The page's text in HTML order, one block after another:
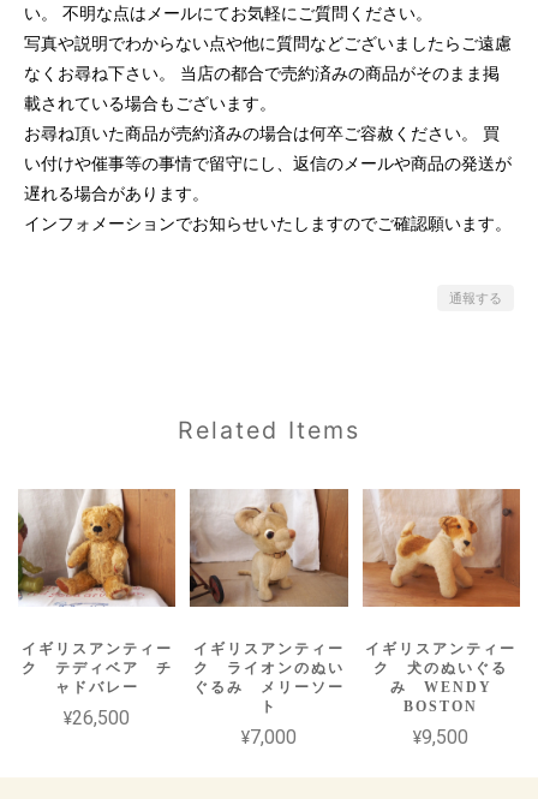
い。 不明な点はメールにてお気軽にご質問ください。
写真や説明でわからない点や他に質問などございましたらご遠慮
なくお尋ね下さい。 当店の都合で売約済みの商品がそのまま掲
載されている場合もございます。
お尋ね頂いた商品が売約済みの場合は何卒ご容赦ください。 買
い付けや催事等の事情で留守にし、返信のメールや商品の発送が
遅れる場合があります。
インフォメーションでお知らせいたしますのでご確認願います。
通報する
Related Items
イギリスアンティー
ク テディベア チ
ャドバレー
¥26,500
イギリスアンティー
ク ライオンのぬい
ぐるみ メリーソー
ト
¥7,000
イギリスアンティー
ク 犬のぬいぐる
み WENDY
BOSTON
¥9,500